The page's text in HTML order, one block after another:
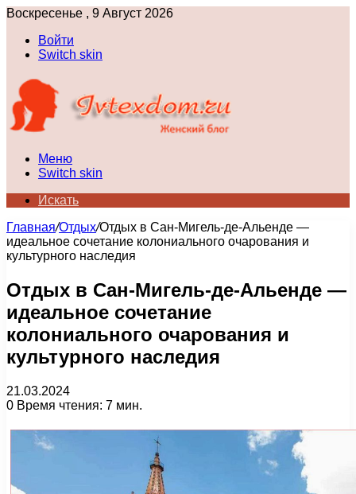
Воскресенье , 9 Август 2026
Войти
Switch skin
Меню
Switch skin
Искать
Главная/Отдых/Отдых в Сан-Мигель-де-Альенде —
идеальное сочетание колониального очарования и
культурного наследия
Отдых в Сан-Мигель-де-Альенде —
идеальное сочетание
колониального очарования и
культурного наследия
21.03.2024
0 Время чтения: 7 мин.